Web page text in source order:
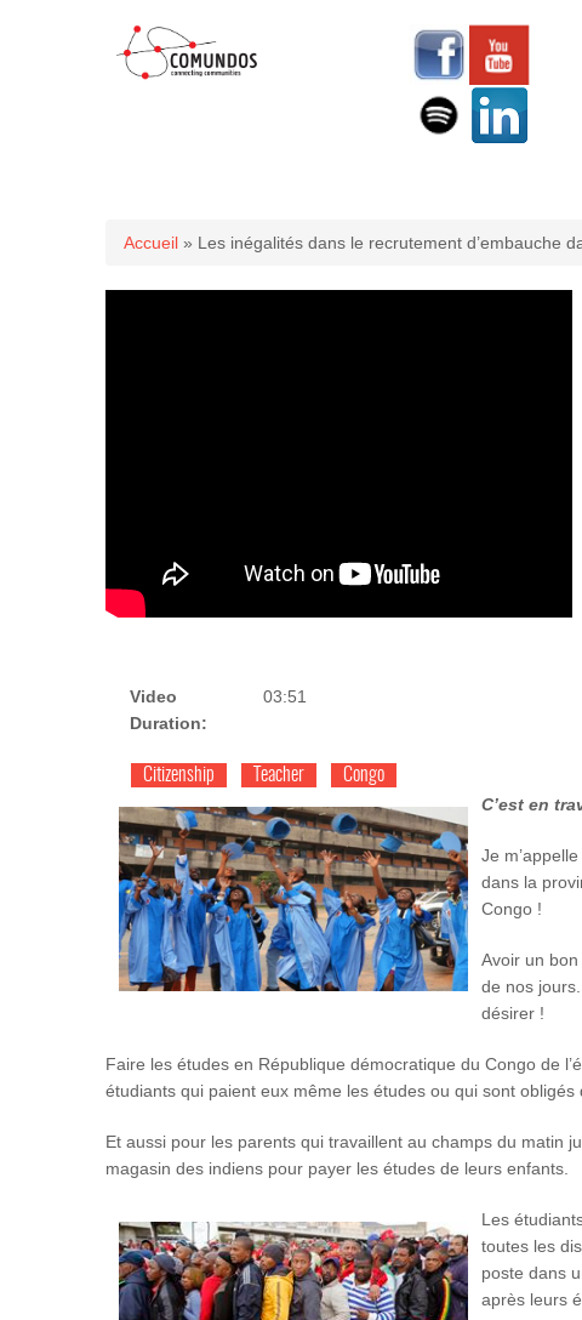
Vous êtes ici
Accueil » Les inégalités dans le recrutement d’embauche
Video
Duration:
03:51
Citizenship Teacher
Congo
C’est en
Je
dans la
Congo !
Avoir un
de nos
désirer !
Faire les études en République démocratique du Congo de
étudiants qui paient eux même les études ou qui sont obligés
Et aussi pour les parents qui travaillent au champs du matin
magasin des indiens pour payer les études de leurs enfants.
Les
toutes les
poste dans
après leurs